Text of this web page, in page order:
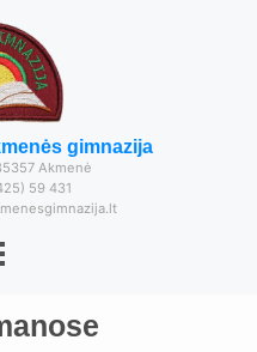
gimnazija
Akmenė
59 431